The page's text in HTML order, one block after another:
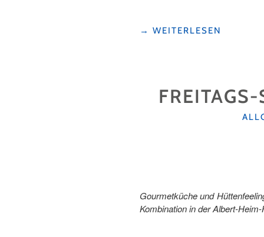
"WANDERLUST
ZWEI
HÜTTEN
→ WEITERLESEN
Gourmetküche und
Kombination in der Albert-